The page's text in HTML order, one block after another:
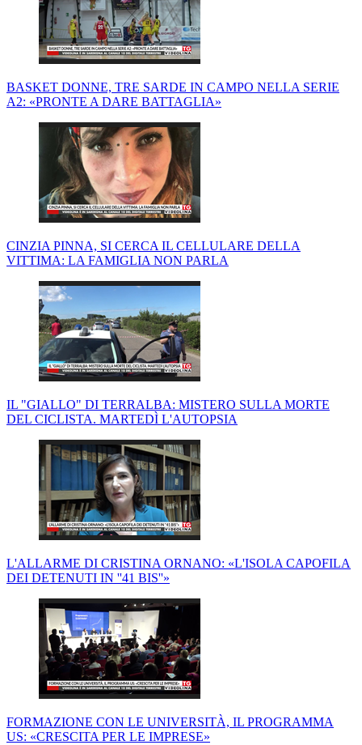
BASKET DONNE, TRE SARDE IN CAMPO NELLA SERIE
A2: «PRONTE A DARE BATTAGLIA»
CINZIA PINNA, SI CERCA IL CELLULARE DELLA
VITTIMA: LA FAMIGLIA NON PARLA
IL "GIALLO" DI TERRALBA: MISTERO SULLA MORTE
DEL CICLISTA. MARTEDÌ L'AUTOPSIA
L'ALLARME DI CRISTINA ORNANO: «L'ISOLA CAPOFILA
DEI DETENUTI IN ''41 BIS''»
FORMAZIONE CON LE UNIVERSITÀ, IL PROGRAMMA
US: «CRESCITA PER LE IMPRESE»